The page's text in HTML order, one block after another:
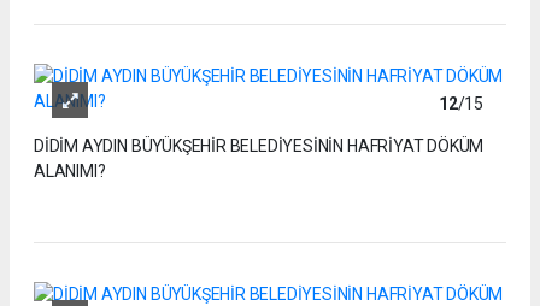
12/15
DİDİM AYDIN BÜYÜKŞEHİR BELEDİYESİNİN HAFRİYAT DÖKÜM
ALANIMI?